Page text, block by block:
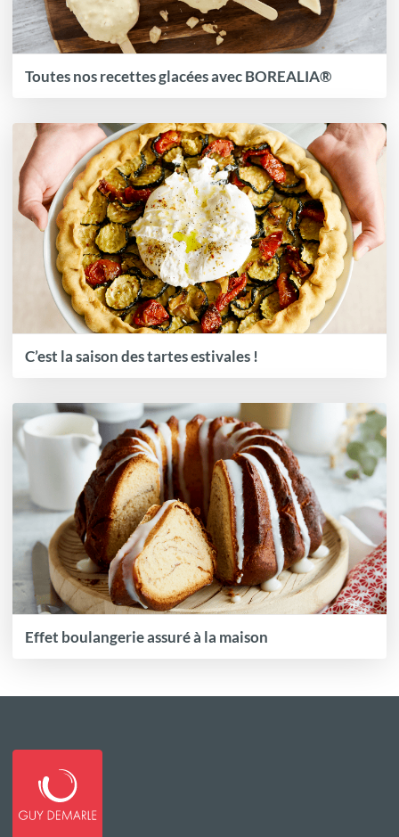
Toutes nos recettes glacées avec BOREALIA®
C’est la saison des tartes estivales !
Effet boulangerie assuré à la maison